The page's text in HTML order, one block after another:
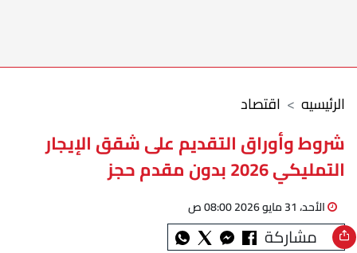
اقتصاد الرئيسيه
شروط وأوراق التقديم على شقق الإيجار
التمليكي 2026 بدون مقدم حجز
الأحد، 31 مايو 2026 08:00 ص
مشاركة